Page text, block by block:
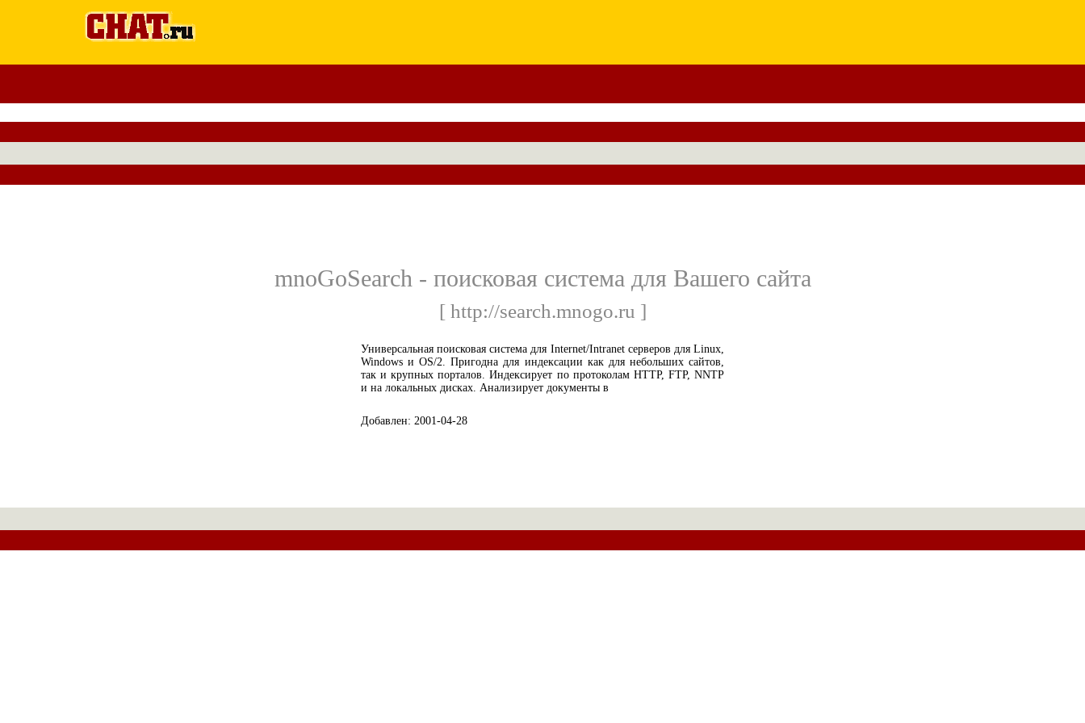
mnoGoSearch - поисковая система для Вашего сайта
[ http://search.mnogo.ru ]
Универсальная поисковая система для Internet/Intranet серверов для Linux,
Windows и OS/2. Пригодна для индексации как для небольших сайтов,
так и крупных порталов. Индексирует по протоколам HTTP, FTP, NNTP
и на локальных дисках. Анализирует документы в
Добавлен: 2001-04-28